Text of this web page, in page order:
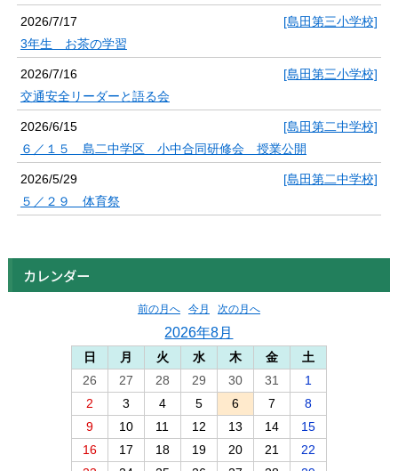
2026/7/17
[島田第三小学校]
3年生 お茶の学習
2026/7/16
[島田第三小学校]
交通安全リーダーと語る会
2026/6/15
[島田第二中学校]
６／１５ 島二中学区 小中合同研修会 授業公開
2026/5/29
[島田第二中学校]
５／２９ 体育祭
カレンダー
前の月へ 今月 次の月へ
2026年8月
日 月 火 水 木 金
土
26
27 28 29 30 31
1
2
3 4 5 6 7
8
9
10 11 12 13 14
15
16
17 18 19 20 21
22